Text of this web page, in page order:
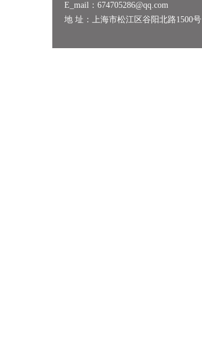
E_mail：674705286@qq.com
地 址：上海市松江区谷阳北路1500号